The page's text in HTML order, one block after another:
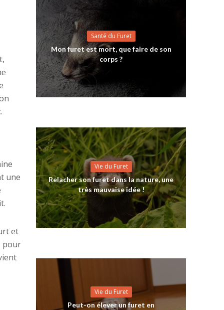
.
une
et
pour
Santé du Furet
Mon furet est mort, que faire de son
corps ?
Vie du Furet
Relacher son furet dans la nature, une
très mauvaise idée !
Vie du Furet
Peut-on élever un furet en